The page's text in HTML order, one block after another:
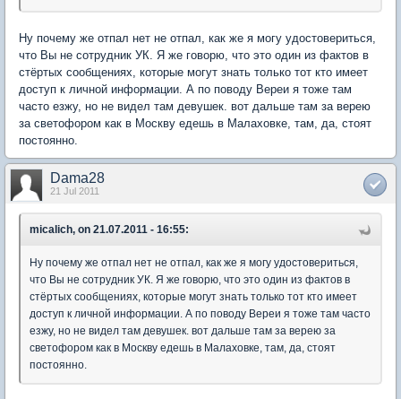
Ну почему же отпал нет не отпал, как же я могу удостовериться,
что Вы не сотрудник УК. Я же говорю, что это один из фактов в
стёртых сообщениях, которые могут знать только тот кто имеет
доступ к личной информации. А по поводу Вереи я тоже там
часто езжу, но не видел там девушек. вот дальше там за верею
за светофором как в Москву едешь в Малаховке, там, да, стоят
постоянно.
Dama28
21 Jul 2011
micalich, on 21.07.2011 - 16:55:
Ну почему же отпал нет не отпал, как же я могу удостовериться,
что Вы не сотрудник УК. Я же говорю, что это один из фактов в
стёртых сообщениях, которые могут знать только тот кто имеет
доступ к личной информации. А по поводу Вереи я тоже там часто
езжу, но не видел там девушек. вот дальше там за верею за
светофором как в Москву едешь в Малаховке, там, да, стоят
постоянно.